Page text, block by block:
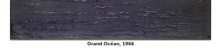
Grand Océan, 1966